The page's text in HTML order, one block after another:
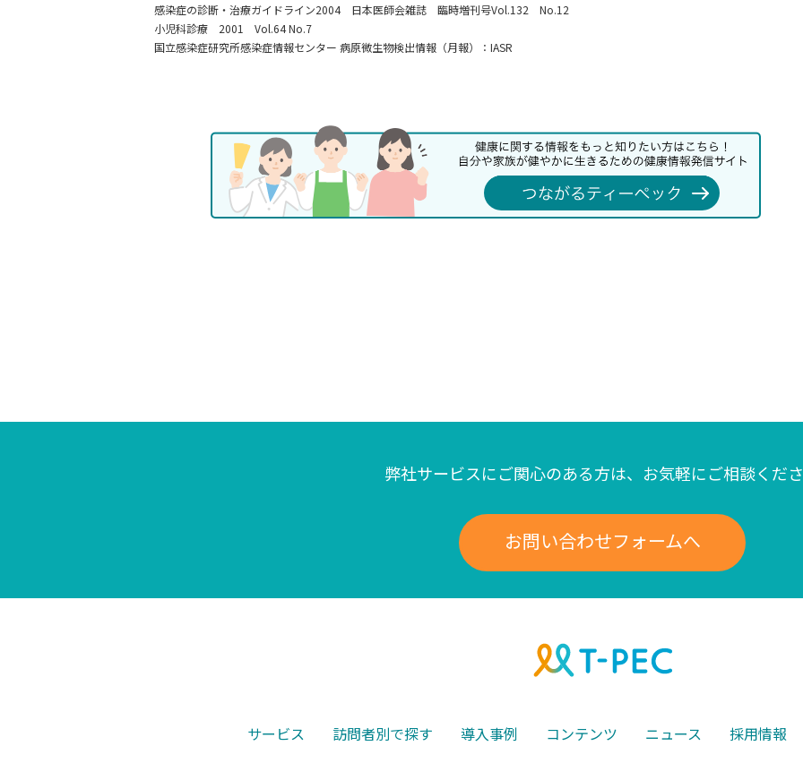
感染症の診断・治療ガイドライン2004 日本医師会雑誌 臨時増刊号Vol.132 No.12
小児科診療 2001 Vol.64 No.7
国立感染症研究所感染症情報センター 病原微生物検出情報（月報）：IASR
弊社サービスにご関心のある方は、 お気軽にご相談くだ
お問い合わせフォームへ
サービス 訪問者別で探す 導入事例 コンテンツ ニュース 採用情報